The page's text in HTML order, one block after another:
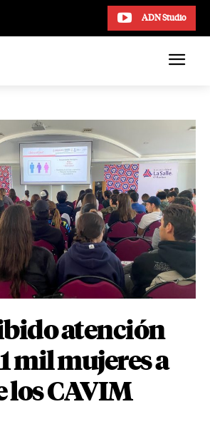
ADN Studio
atención
mil mujeres a
los CAVIM